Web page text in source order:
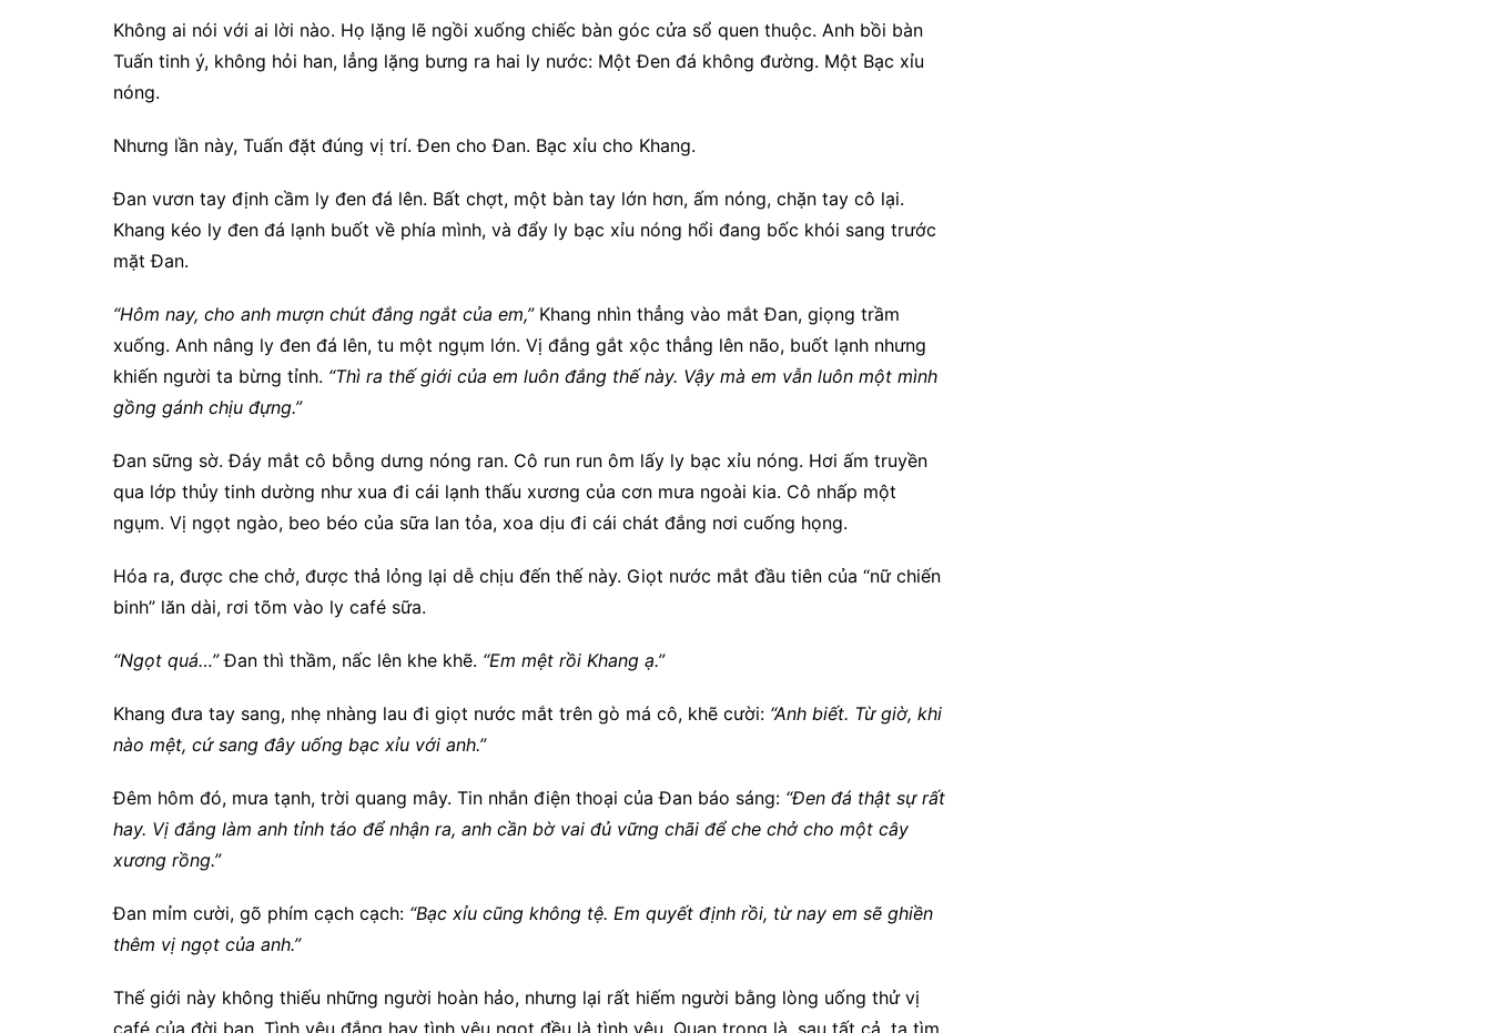
Không ai nói với ai lời nào. Họ lặng lẽ ngồi xuống chiếc bàn góc cửa sổ quen thuộc. Anh bồi bàn
Tuấn tinh ý, không hỏi han, lẳng lặng bưng ra hai ly nước: Một Đen đá không đường. Một Bạc xỉu
nóng.
Nhưng lần này, Tuấn đặt đúng vị trí. Đen cho Đan. Bạc xỉu cho Khang.
Đan vươn tay định cầm ly đen đá lên. Bất chợt, một bàn tay lớn hơn, ấm nóng, chặn tay cô lại.
Khang kéo ly đen đá lạnh buốt về phía mình, và đẩy ly bạc xỉu nóng hổi đang bốc khói sang trước
mặt Đan.
“Hôm nay, cho anh mượn chút đắng ngắt của em,”Khang nhìn thẳng vào mắt Đan, giọng trầm
xuống. Anh nâng ly đen đá lên, tu một ngụm lớn. Vị đắng gắt xộc thẳng lên não, buốt lạnh nhưng
khiến người ta bừng tỉnh. “Thì ra thế giới của em luôn đắng thế này. Vậy mà em vẫn luôn một mình
gồng gánh chịu đựng.”
Đan sững sờ. Đáy mắt cô bỗng dưng nóng ran. Cô run run ôm lấy ly bạc xỉu nóng. Hơi ấm truyền
qua lớp thủy tinh dường như xua đi cái lạnh thấu xương của cơn mưa ngoài kia. Cô nhấp một
ngụm. Vị ngọt ngào, beo béo của sữa lan tỏa, xoa dịu đi cái chát đắng nơi cuống họng.
Hóa ra, được che chở, được thả lỏng lại dễ chịu đến thế này. Giọt nước mắt đầu tiên của “nữ chiến
binh” lăn dài, rơi tõm vào ly café sữa.
“Ngọt quá…”Đan thì thầm, nấc lên khe khẽ. “Em mệt rồi Khang ạ.”
Khang đưa tay sang, nhẹ nhàng lau đi giọt nước mắt trên gò má cô, khẽ cười: “Anh biết. Từ giờ, khi
nào mệt, cứ sang đây uống bạc xỉu với anh.”
Đêm hôm đó, mưa tạnh, trời quang mây. Tin nhắn điện thoại của Đan báo sáng: “Đen đá thật sự rất
hay. Vị đắng làm anh tỉnh táo để nhận ra, anh cần bờ vai đủ vững chãi để che chở cho một cây
xương rồng.”
Đan mỉm cười, gõ phím cạch cạch: “Bạc xỉu cũng không tệ. Em quyết định rồi, từ nay em sẽ ghiền
thêm vị ngọt của anh.”
Thế giới này không thiếu những người hoàn hảo, nhưng lại rất hiếm người bằng lòng uống thử vị
café của đời bạn. Tình yêu đắng hay tình yêu ngọt đều là tình yêu. Quan trọng là, sau tất cả, ta tìm